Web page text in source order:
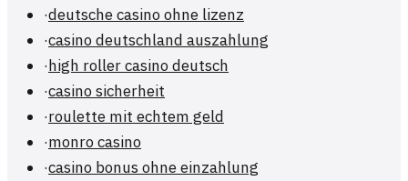
·deutsche casino ohne lizenz
·casino deutschland auszahlung
·high roller casino deutsch
·casino sicherheit
·roulette mit echtem geld
·monro casino
·casino bonus ohne einzahlung